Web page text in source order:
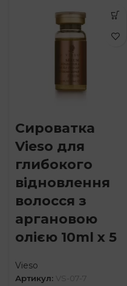
Сироватка
Vieso для
глибокого
відновлення
волосся з
аргановою
олією 10ml x 5
Vieso
Артикул: VS-07-7